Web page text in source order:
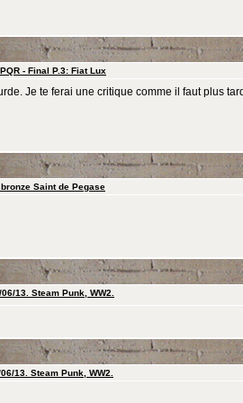
- Final P.3: Fiat Lux
Je te ferai une critique comme il faut plus
Saint de Pegase
13. Steam Punk, WW2.
13. Steam Punk, WW2.